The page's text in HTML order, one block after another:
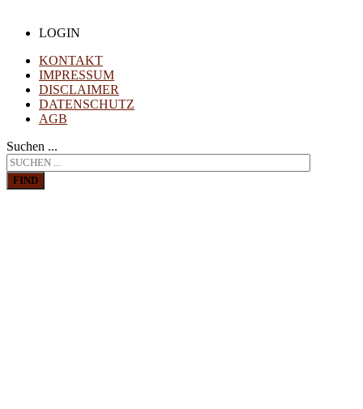
LOGIN
KONTAKT
IMPRESSUM
DISCLAIMER
DATENSCHUTZ
AGB
Suchen ...
FIND